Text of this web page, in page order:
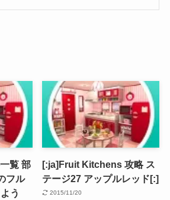
覧 部
フル
う
[:ja]Fruit Kitchens 攻略 ス
テージ27 アップルレッド[:]
2015/11/20